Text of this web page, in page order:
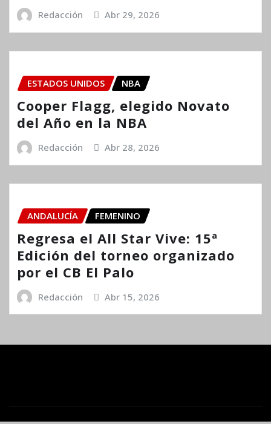
Redacción Abr 29, 2026
ESTADOS UNIDOS NBA
Cooper Flagg, elegido Novato
del Año en la NBA
Redacción Abr 28, 2026
ANDALUCÍA FEMENINO
Regresa el All Star Vive: 15ª
Edición del torneo organizado
por el CB El Palo
Redacción Abr 15, 2026